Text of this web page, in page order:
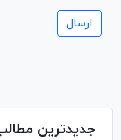
جدیدترین